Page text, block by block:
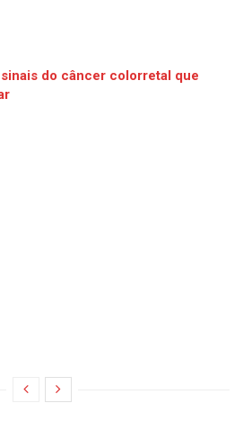
do câncer colorretal que